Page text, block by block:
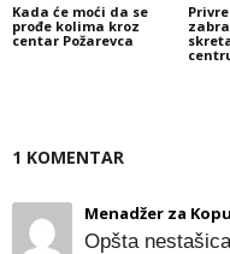
Kada će moći da se
prođe kolima kroz
centar Požarevca
1 KOMENTAR
Menadžer za
Opšta